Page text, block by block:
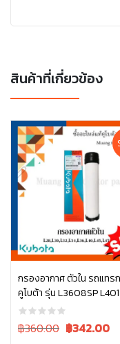
สินค้าที่เกี่ยวข้อง
กรองอากาศ ตัวใน รถแทร
คูโบต้า รุ่น L3608SP
L4708SP W9501-31090B
Original
฿360.00 Current
฿342.00
หยิบใส่ตะกร้า